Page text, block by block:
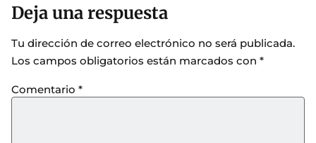
Deja una respuesta
Tu dirección de correo electrónico no será publicada.
Los campos obligatorios están marcados con *
Comentario *